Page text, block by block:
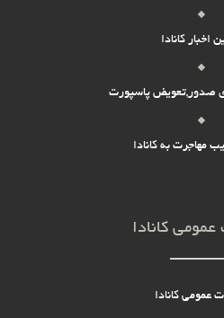
اخبار کانادا
صدور,تعویض پاسپورت
مهاجرت به کانادا
عمومی کانادا
عمومی کانادا